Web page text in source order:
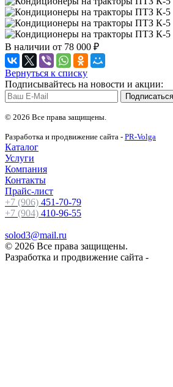
В наличии от 78 000 ₽
Вернуться к списку
Подписывайтесь на новости и акции:
© 2026 Все права защищены.
Разработка и продвижение сайта - PR-Volga
Каталог
Услуги
Компания
Контакты
Прайс-лист
+7 (906) 451-70-79
+7 (904) 410-96-55
solod3@mail.ru
© 2026 Все права защищены.
Разработка и продвижение сайта -